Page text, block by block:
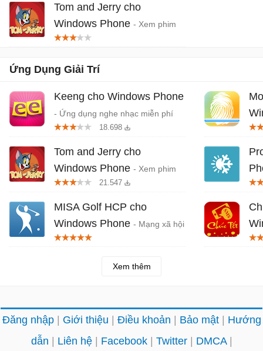
Tom and Jerry cho
Windows Phone - Xem phim
hoạt hình Tom và Jerry trên
Ứng Dụng Giải Trí
Keeng cho Windows Phone
- Ứng dụng nghe nhạc miễn phí
trên Windows Phone
18.698
Tom and Jerry cho
Windows Phone - Xem phim
hoạt hình Tom và Jerry trên
Windows Phone
21.547
MISA Golf HCP cho
Windows Phone - Mạng xã hội
của các golf thủ
tiết
Tết
Xem thêm
Đăng nhập Giới thiệu Điều khoản Bảo mật
Hướng
dẫn
Liên hệ Facebook Twitter DMCA